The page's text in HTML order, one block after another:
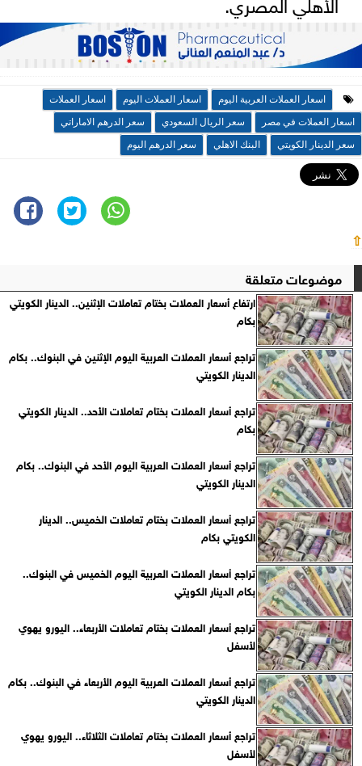
اسعار العملات العربية اليوم اسعار العملات اليوم
اسعار العملات
اسعار العملات في مصر
سعر الريال السعودي
سعر الدرهم الاماراتي
سعر الدينار الكويتي
البنك الاهلي سعر الدرهم اليوم
⇧
موضوعات متعلقة
ارتفاع أسعار العملات بختام تعاملات الإثنين.. الدينار الكويتي
بكام
تراجع أسعار العملات العربية اليوم الإثنين في البنوك.. بكام
الدينار الكويتي
تراجع أسعار العملات بختام تعاملات الأحد.. الدينار الكويتي
بكام
تراجع أسعار العملات العربية اليوم الأحد في البنوك.. بكام
الدينار الكويتي
تراجع أسعار العملات بختام تعاملات الخميس.. الدينار
الكويتي بكام
تراجع أسعار العملات العربية اليوم الخميس في البنوك..
بكام الدينار الكويتي
تراجع أسعار العملات بختام تعاملات الأربعاء.. اليورو يهوي
لأسفل
تراجع أسعار العملات العربية اليوم الأربعاء في البنوك.. بكام
الدينار الكويتي
تراجع أسعار العملات بختام تعاملات الثلاثاء.. اليورو يهوي
لأسفل